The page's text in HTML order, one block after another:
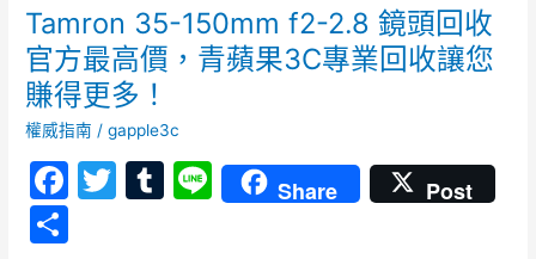
Tamron 35-150mm f2-2.8 鏡頭回收
官方最高價，青蘋果3C專業回收讓您
賺得更多！
權威指南 /gapple3c
F
T
T
Li
n
Share Post
價，
青
蘋
果
專
業
回
收
讓